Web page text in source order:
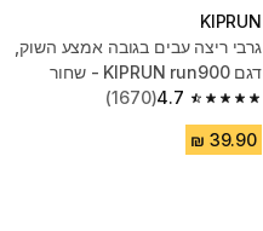
KIPRUN
גרבי ריצה עבים בגובה אמצע השוק,
דגם KIPRUN run900 - שחור
4.7
4.7 out of 5 stars from 1670 reviews
(1670)